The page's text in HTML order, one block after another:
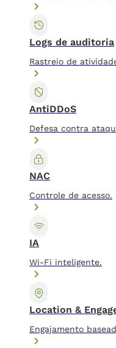
Logs de auditoria
Rastreio de
AntiDDoS
Defesa contra
NAC
Controle de acesso.
IA
Wi-Fi inteligente.
Location &
Engajamento